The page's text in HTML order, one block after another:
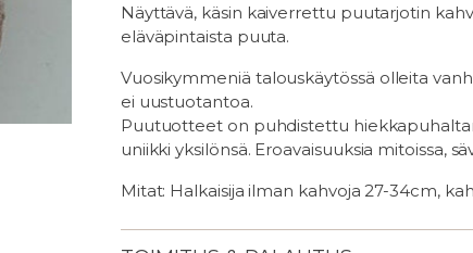
Näyttävä, käsin kaiverrettu puutarjotin
eläväpintaista puuta.
Vuosikymmeniä talouskäytössä olleita
ei uustuotantoa.
Puutuotteet on puhdistettu
uniikki yksilönsä. Eroavaisuuksia mitoissa,
Mitat: Halkaisija ilman kahvoja 27-34cm,